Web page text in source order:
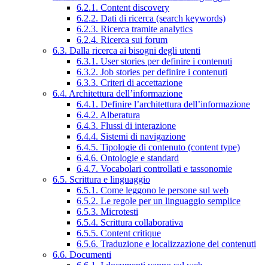
6.2.1. Content discovery
6.2.2. Dati di ricerca (search keywords)
6.2.3. Ricerca tramite analytics
6.2.4. Ricerca sui forum
6.3. Dalla ricerca ai bisogni degli utenti
6.3.1. User stories per definire i contenuti
6.3.2. Job stories per definire i contenuti
6.3.3. Criteri di accettazione
6.4. Architettura dell’informazione
6.4.1. Definire l’architettura dell’informazione
6.4.2. Alberatura
6.4.3. Flussi di interazione
6.4.4. Sistemi di navigazione
6.4.5. Tipologie di contenuto (content type)
6.4.6. Ontologie e standard
6.4.7. Vocabolari controllati e tassonomie
6.5. Scrittura e linguaggio
6.5.1. Come leggono le persone sul web
6.5.2. Le regole per un linguaggio semplice
6.5.3. Microtesti
6.5.4. Scrittura collaborativa
6.5.5. Content critique
6.5.6. Traduzione e localizzazione dei contenuti
6.6. Documenti